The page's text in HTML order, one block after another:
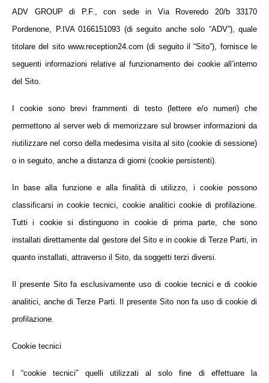
ADV GROUP di P.F., con sede in Via Roveredo 20/b 33170
Pordenone, P.IVA 0166151093 (di seguito anche solo “ADV”), quale
titolare del sito www.reception24.com (di seguito il “Sito”), fornisce le
seguenti informazioni relative al funzionamento dei cookie all’interno
del Sito.
I cookie sono brevi frammenti di testo (lettere e/o numeri) che
permettono al server web di memorizzare sul browser informazioni da
riutilizzare nel corso della medesima visita al sito (cookie di sessione)
o in seguito, anche a distanza di giorni (cookie persistenti).
In base alla funzione e alla finalità di utilizzo, i cookie possono
classificarsi in cookie tecnici, cookie analitici cookie di profilazione.
Tutti i cookie si distinguono in cookie di prima parte, che sono
installati direttamente dal gestore del Sito e in cookie di Terze Parti, in
quanto installati, attraverso il Sito, da soggetti terzi diversi.
Il presente Sito fa esclusivamente uso di cookie tecnici e di cookie
analitici, anche di Terze Parti. Il presente Sito non fa uso di cookie di
profilazione.
Cookie tecnici
I “cookie tecnici” quelli utilizzati al solo fine di effettuare la